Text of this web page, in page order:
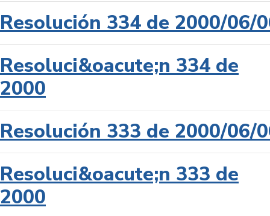
Resolución 334 de 2000/06/
Resoluci&oacute;n 334 de
2000
Resolución 333 de 2000/06/
Resoluci&oacute;n 333 de
2000